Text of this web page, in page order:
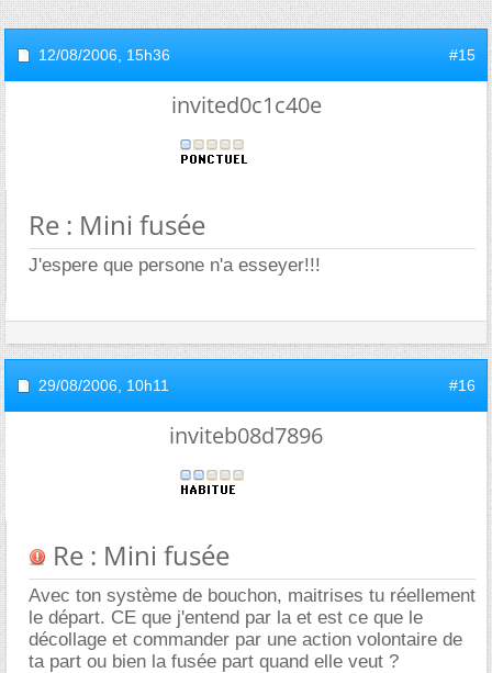
12/08/2006, 15h36 #15
invited0c1c40e
Re : Mini fusée
J'espere que persone n'a esseyer!!!
29/08/2006, 10h11 #16
inviteb08d7896
Re : Mini fusée
Avec ton système de bouchon, maitrises tu réellement
le départ. CE que j'entend par la et est ce que le
décollage et commander par une action volontaire de
ta part ou bien la fusée part quand elle veut ?